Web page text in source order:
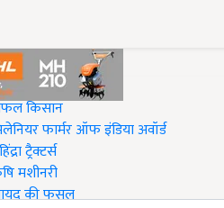
Krishi Jagran
किसान
फार्मर ऑफ इंडिया अवॉर्ड
ट्रैक्टर्स
मशीनरी
की फसल